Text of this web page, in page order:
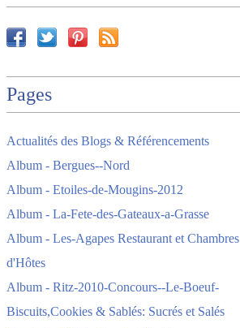
Pages
Actualités des Blogs & Référencements
Album - Bergues--Nord
Album - Etoiles-de-Mougins-2012
Album - La-Fete-des-Gateaux-a-Grasse
Album - Les-Agapes Restaurant et Chambres
d'Hôtes
Album - Ritz-2010-Concours--Le-Boeuf-
Biscuits,Cookies & Sablés: Sucrés et Salés